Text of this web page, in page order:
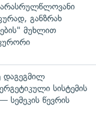
არასრულწლოვანი
განზრახ
მუხლით
დაგეგმილ
სისტემის
სემეკის წევრის